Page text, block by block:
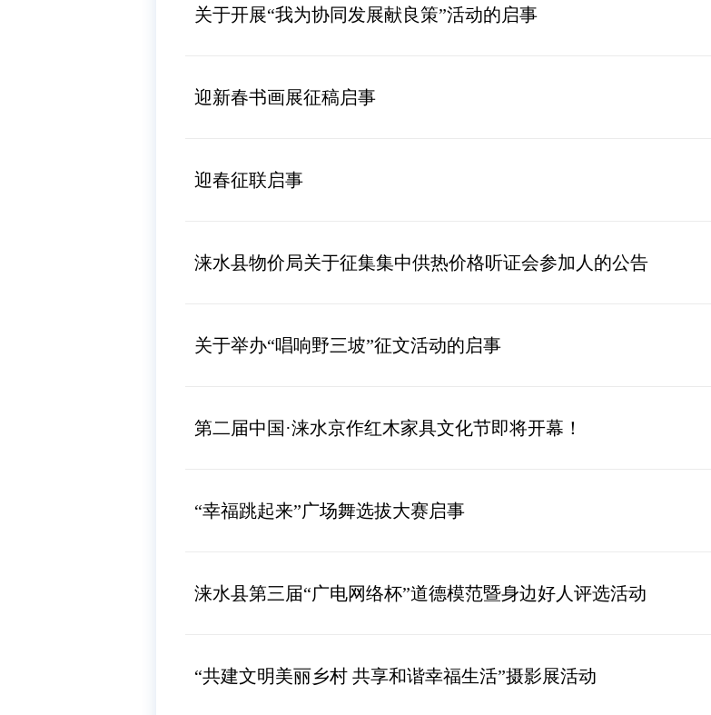
关于开展“我为协同发展献良策”活动的启事
迎新春书画展征稿启事
迎春征联启事
涞水县物价局关于征集集中供热价格听证会参加人的公告
关于举办“唱响野三坡”征文活动的启事
第二届中国·涞水京作红木家具文化节即将开幕！
“幸福跳起来”广场舞选拔大赛启事
涞水县第三届“广电网络杯”道德模范暨身边好人评选活动
“共建文明美丽乡村 共享和谐幸福生活”摄影展活动